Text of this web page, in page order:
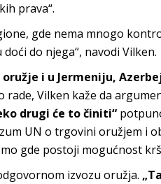
prava“.
gde nema mnogo
do njega“, navodi Vilken.
i u Jermeniju,
rade, Vilken kaže da
drugi će to činiti“
UN o trgovini oružjem i
gde postoji mogućnost
izvozu oružja.